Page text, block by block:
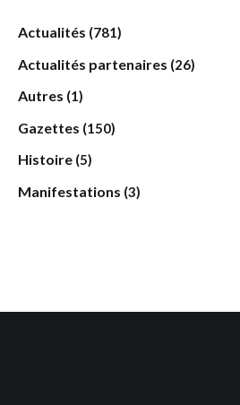
Actualités (781)
Actualités partenaires (26)
Autres (1)
Gazettes (150)
Histoire (5)
Manifestations (3)